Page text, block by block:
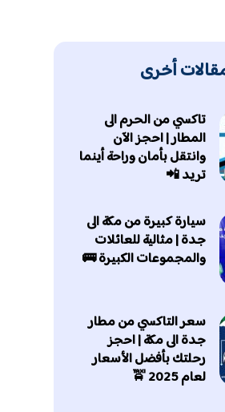
أخرى
تاكسي من الحرم الى
المطار | احجز الآن
وانتقل بأمان وراحة أينما
تريد 📲
سيارة كبيرة من مكة الى
جدة | مثالية للعائلات
والمجموعات الكبيرة 🚌
سعر التاكسي من مطار
جدة الى مكة | احجز
رحلتك بأفضل الأسعار
لعام 2025 🚖